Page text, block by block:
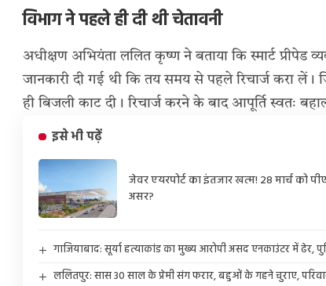
विभाग ने पहले ही दी थी चेतावनी
अधीक्षण अभियंता ललित कृष्ण ने बताया कि स्मार्ट प्रीपेड
जानकारी दी गई थी कि तय समय से पहले रिचार्ज करा
ही बिजली काट दी। रिचार्ज करने के बाद आपूर्ति स्वतः
इसे भी पढ़ें
जेवर एयरपोर्ट का इंतजार खत्म! 28 मार्च को
असर?
गाजियाबाद: सूर्या हत्याकांड का मुख्य आरोपी असद एनकाउंटर में ढेर,
ललितपुर: सास 30 साल के प्रेमी संग फरार, बहुओं के गहने चुराए,